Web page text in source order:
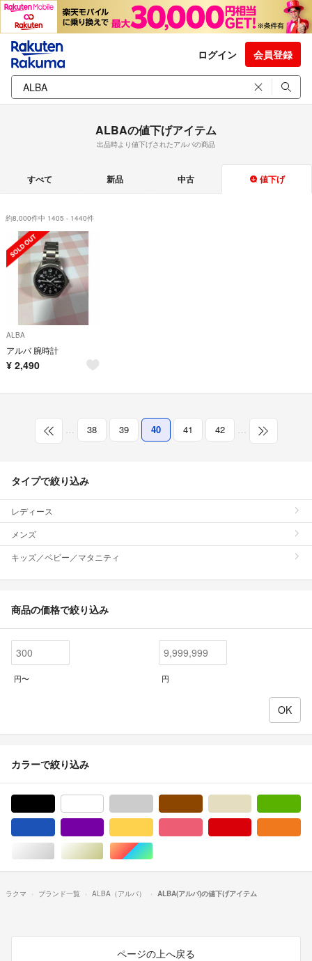
ログイン 会員登録
ALBAの値下げアイテム
出品時より値下げされたアルバの商品
すべて 新品 中古 値下げ
約8,000件中 1405 - 1440件
ALBA
アルバ 腕時計
¥ 2,490
… 38 39 40 41 42 …
タイプで絞り込み
レディース
メンズ
キッズ／ベビー／マタニティ
商品の価格で絞り込み
円〜 円
カラーで絞り込み
シルバー/銀色系ゴールド/金色系マルチカラー
ラクマ ブランド一覧 ALBA（アルバ） ALBA(アルバ)の値下げアイテム
ページの上へ戻る